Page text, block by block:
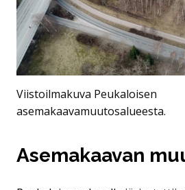
Viistoilmakuva Peukaloisen
asemakaavamuutosalueesta.
Asemakaavan